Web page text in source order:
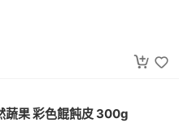
蔬果 彩色餛飩皮 300g